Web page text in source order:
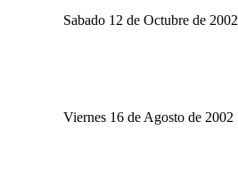
Sabado 12 de Octubre de 2002
Viernes 16 de Agosto de 2002